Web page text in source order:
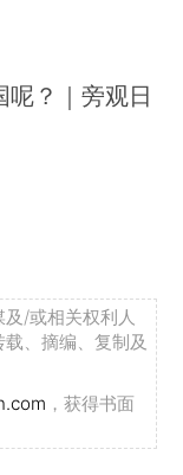
呢？｜旁观日
/或相关权利人
、摘编、复制及
，获得书面